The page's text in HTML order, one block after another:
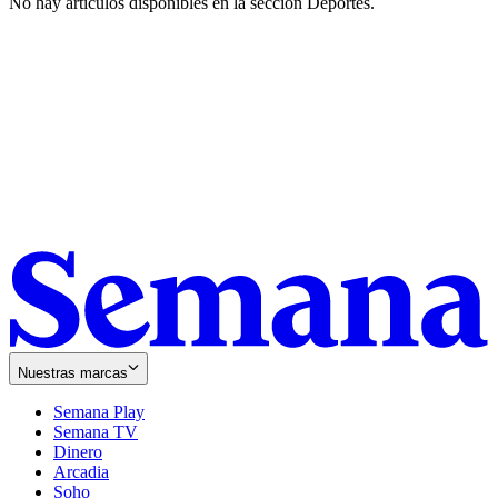
Nuestras marcas
Semana Play
Semana TV
Dinero
Arcadia
Soho